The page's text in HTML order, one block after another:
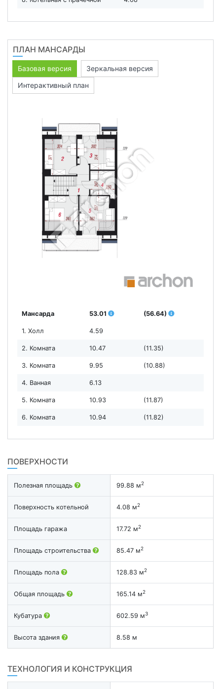
ПЛАН МАНСАРДЫ
Базовая версия
Зеркальная версия
Интерактивный план
Мансарда 53.01 (56.64)
1. Холл 4.59
2. Комната 10.47 (11.35)
3. Комната 9.95 (10.88)
4. Ванная 6.13
5. Комната 10.93 (11.87)
6. Комната 10.94 (11.82)
ПОВЕРХНОСТИ
Полезная площадь 99.88 м2
Поверхность котельной 4.08 м2
Площадь гаража 17.72 м2
Площадь строительства 85.47 м2
Площадь пола 128.83 м2
Общая площадь 165.14 м2
Кубатура 602.59 м3
Высота здания 8.58 м
ТЕХНОЛОГИЯ И КОНСТРУКЦИЯ